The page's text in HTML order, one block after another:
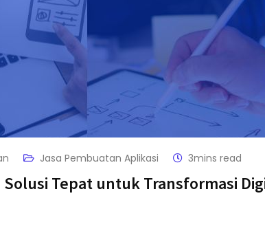
Jasa Pembuatan Aplikasi 3mins read
Tepat untuk Transformasi